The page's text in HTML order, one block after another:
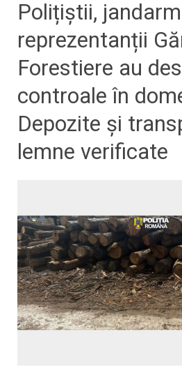
Polițiștii,
reprezentanții
Forestiere au
controale în
Depozite și
lemne verificate